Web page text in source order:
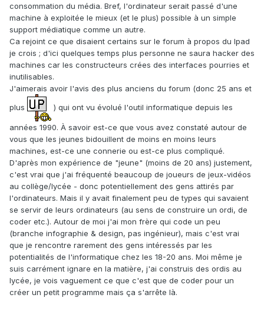
consommation du média. Bref, l'ordinateur serait passé d'une
machine à exploitée le mieux (et le plus) possible à un simple
support médiatique comme un autre.
Ca rejoint ce que disaient certains sur le forum à propos du Ipad
je crois ; d'ici quelques temps plus personne ne saura hacker des
machines car les constructeurs crées des interfaces pourries et
inutilisables.
J'aimerais avoir l'avis des plus anciens du forum (donc 25 ans et
plus
) qui ont vu évolué l'outil informatique depuis les
années 1990. À savoir est-ce que vous avez constaté autour de
vous que les jeunes bidouillent de moins en moins leurs
machines, est-ce une connerie ou est-ce plus compliqué.
D'après mon expérience de "jeune" (moins de 20 ans) justement,
c'est vrai que j'ai fréquenté beaucoup de joueurs de jeux-vidéos
au collège/lycée - donc potentiellement des gens attirés par
l'ordinateurs. Mais il y avait finalement peu de types qui savaient
se servir de leurs ordinateurs (au sens de construire un ordi, de
coder etc.). Autour de moi j'ai mon frère qui code un peu
(branche infographie & design, pas ingénieur), mais c'est vrai
que je rencontre rarement des gens intéressés par les
potentialités de l'informatique chez les 18-20 ans. Moi même je
suis carrément ignare en la matière, j'ai construis des ordis au
lycée, je vois vaguement ce que c'est que de coder pour un
créer un petit programme mais ça s'arrête là.